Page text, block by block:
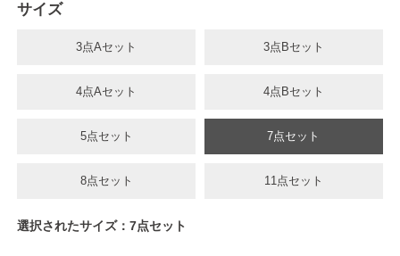
サイズ
3点Aセット 3点Bセット
4点Aセット 4点Bセット
5点セット 7点セット
8点セット 11点セット
選択されたサイズ：7点セット